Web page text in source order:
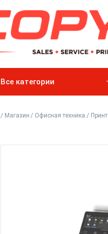
Все категории
/ Магазин / Офисная техника /